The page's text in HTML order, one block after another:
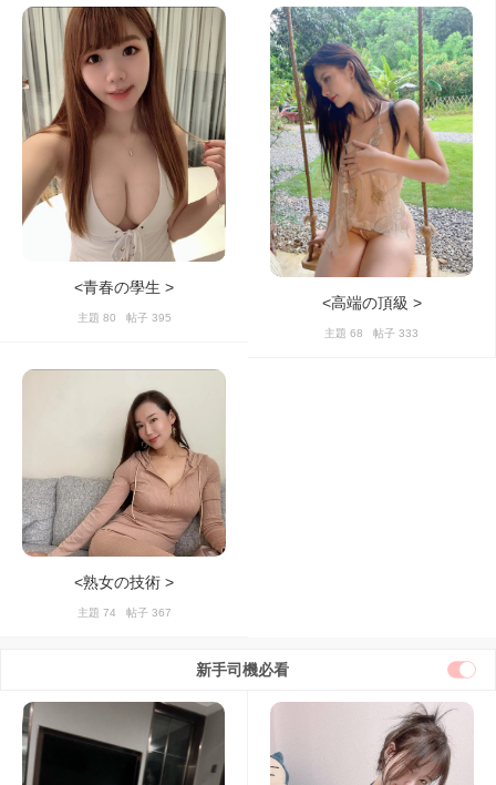
<青春の學生 >
主題 80 帖子 395
<高端の頂級 >
主題 68 帖子 333
<熟女の技術 >
主題 74 帖子 367
新手司機必看